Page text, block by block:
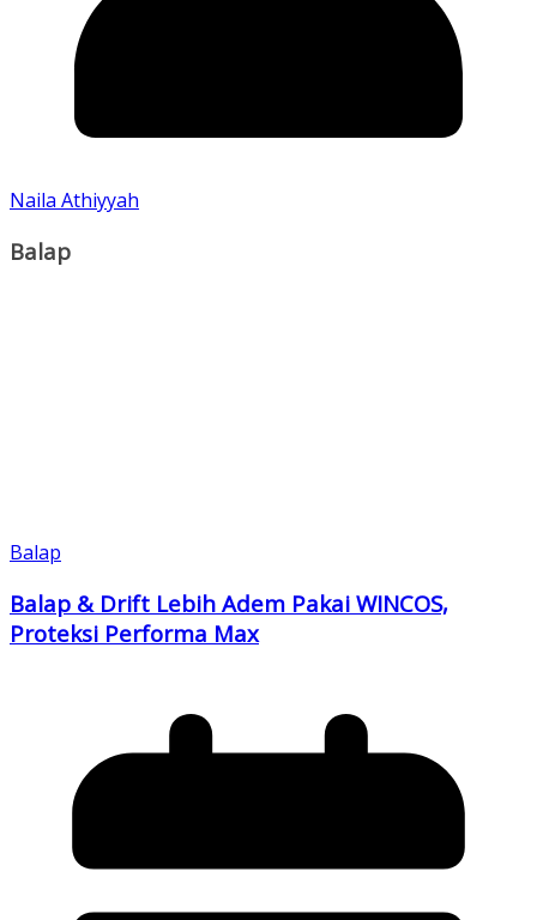
Naila Athiyyah
Balap
Balap
Balap & Drift Lebih Adem Pakai WINCOS,
Proteksi Performa Max